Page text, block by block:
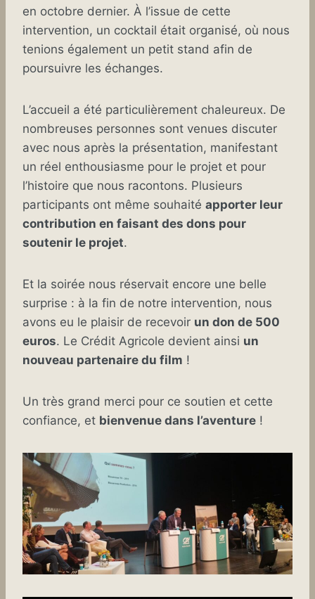
en octobre dernier. À l’issue de cette
intervention, un cocktail était organisé, où nous
tenions également un petit stand afin de
poursuivre les échanges.
L’accueil a été particulièrement chaleureux. De
nombreuses personnes sont venues discuter
avec nous après la présentation, manifestant
un réel enthousiasme pour le projet et pour
l’histoire que nous racontons. Plusieurs
participants ont même souhaité apporter leur
contribution en faisant des dons pour
soutenir le projet.
Et la soirée nous réservait encore une belle
surprise : à la fin de notre intervention, nous
avons eu le plaisir de recevoir un don de 500
euros. Le Crédit Agricole devient ainsi un
nouveau partenaire du film !
Un très grand merci pour ce soutien et cette
confiance, et bienvenue dans l’aventure !